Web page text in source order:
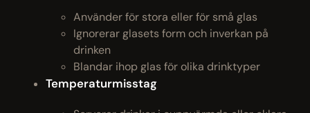
Använder för stora eller för små glas
Ignorerar glasets form och inverkan på
drinken
Blandar ihop glas för olika drinktyper
Temperaturmisstag